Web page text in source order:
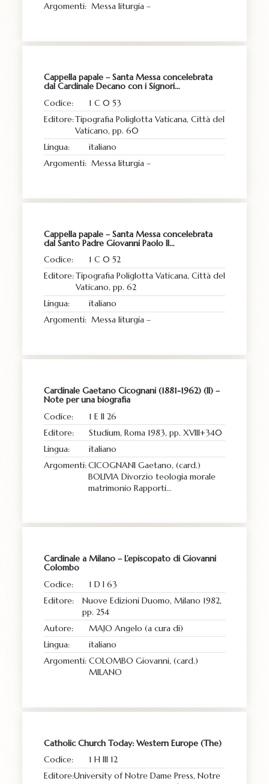
Argomenti: Messa liturgia –
Cappella papale – Santa Messa concelebrata
dal Cardinale Decano con i Signori…
Codice:
1 C 0 53
Editore:Tipografia Poliglotta Vaticana, Città del
Vaticano, pp. 60
Lingua:
italiano
Argomenti: Messa liturgia –
Cappella papale – Santa Messa concelebrata
dal Santo Padre Giovanni Paolo II…
Codice:
1 C 0 52
Editore:Tipografia Poliglotta Vaticana, Città del
Vaticano, pp. 62
Lingua:
italiano
Argomenti: Messa liturgia –
Cardinale Gaetano Cicognani (1881-1962) (Il) –
Note per una biografia
Codice:
1 E II 26
Editore:
Studium, Roma 1983, pp. XVIII+340
Lingua:
italiano
Argomenti:CICOGNANI Gaetano, (card.)
BOLIVIA Divorzio teologia morale
matrimonio Rapporti…
Cardinale a Milano – L’episcopato di Giovanni
Colombo
Codice:
1 D I 63
Editore:
Nuove Edizioni Duomo, Milano 1982,
pp. 254
Autore:
MAJO Angelo (a cura di)
Lingua:
italiano
Argomenti: COLOMBO Giovanni, (card.)
MILANO
Catholic Church Today: Western Europe (The)
Codice:
1 H III 12
Editore:University of Notre Dame Press, Notre